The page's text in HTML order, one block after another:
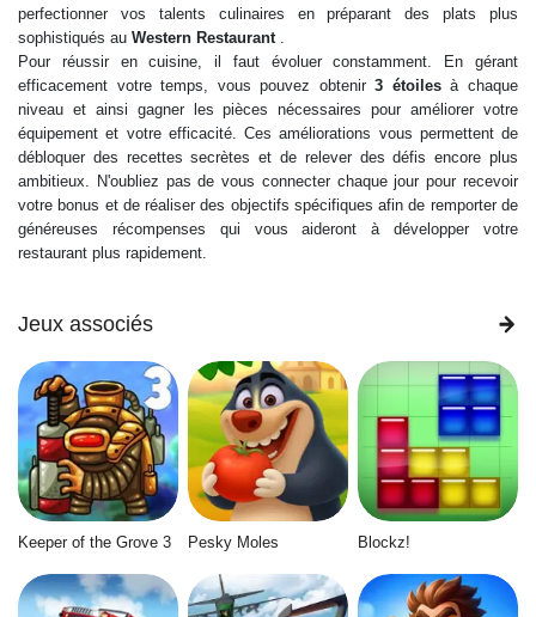
perfectionner vos talents culinaires en préparant des plats plus
sophistiqués au Western Restaurant.
Pour réussir en cuisine, il faut évoluer constamment. En gérant
efficacement votre temps, vous pouvez obtenir3 étoilesà chaque
niveau et ainsi gagner les pièces nécessaires pour améliorer votre
équipement et votre efficacité. Ces améliorations vous permettent de
débloquer des recettes secrètes et de relever des défis encore plus
ambitieux. N'oubliez pas de vous connecter chaque jour pour recevoir
votre bonus et de réaliser des objectifs spécifiques afin de remporter de
généreuses récompenses qui vous aideront à développer votre
restaurant plus rapidement.
Jeux associés
Keeper of the Grove 3 Pesky Moles Blockz!